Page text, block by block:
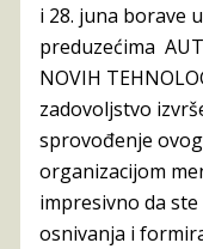
i 28. juna borave
preduzećima
NOVIH
zadovoljstvo
sprovođenje
organizacijom
impresivno da
osnivanja i